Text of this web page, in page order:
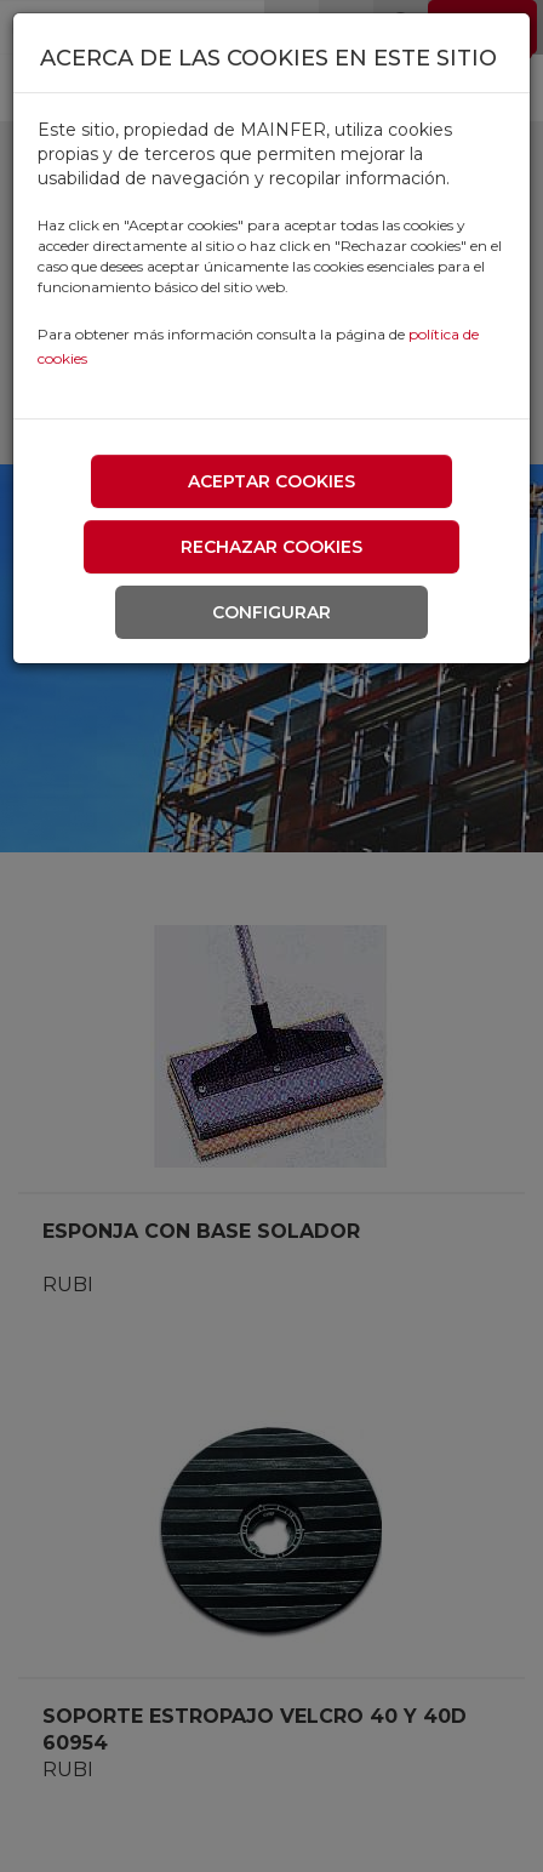
Pasar al contenido principal
ESPONJAS Y
ESTROPAJOS PARA
CONSTRUCCION
Inicio Productos
CONSTRUCCION
ESPONJA CON BASE SOLADOR
RUBI
SOPORTE ESTROPAJO VELCRO 40 Y 40D
60954
RUBI
ACERCA DE LAS COOKIES EN ESTE SITIO
Este sitio, propiedad de MAINFER, utiliza cookies
propias y de terceros que permiten mejorar la
usabilidad de navegación y recopilar información.
Haz click en "Aceptar cookies" para aceptar todas las cookies y
acceder directamente al sitio o haz click en "Rechazar cookies" en el
caso que desees aceptar únicamente las cookies esenciales para el
funcionamiento básico del sitio web.
Para obtener más información consulta la página de política de
cookies
ACEPTAR COOKIES
RECHAZAR COOKIES
CONFIGURAR